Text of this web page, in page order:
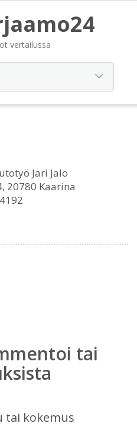
vertailussa
Jari Jalo
20780 Kaarina
tai
tai kokemus